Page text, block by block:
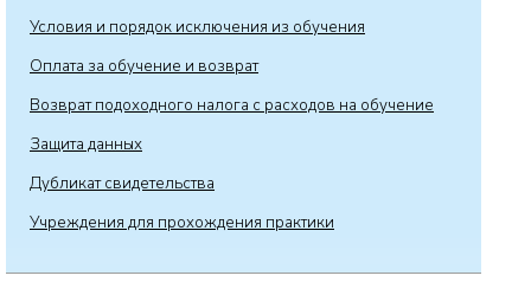
Условия и порядок исключения из обучения
Оплата за обучение и возврат
Возврат подоходного налога с расходов на обучение
Защита данных
Дубликат свидетельства
Учреждения для прохождения практики